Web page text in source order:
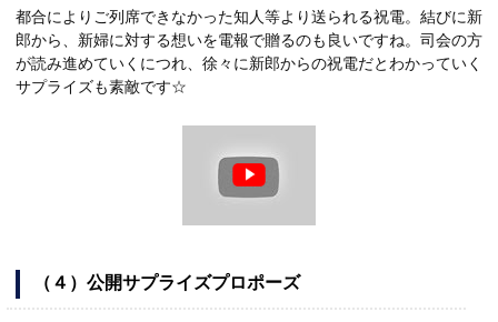
都合によりご列席できなかった知人等より送られる祝電。結びに新
郎から、新婦に対する想いを電報で贈るのも良いですね。司会の方
が読み進めていくにつれ、徐々に新郎からの祝電だとわかっていく
サプライズも素敵です☆
（４）公開サプライズプロポーズ